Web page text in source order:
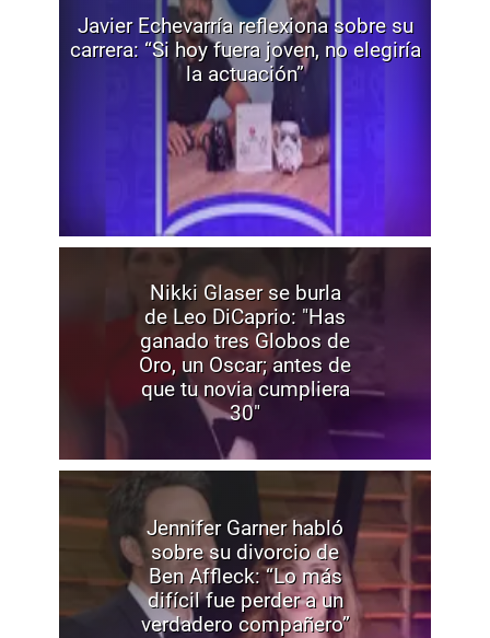
Javier Echevarría reflexiona sobre su
carrera: “Si hoy fuera joven, no elegiría
la actuación”
Nikki Glaser se burla
de Leo DiCaprio: "Has
ganado tres Globos de
Oro, un Oscar; antes de
que tu novia cumpliera
30"
Jennifer Garner habló
sobre su divorcio de
Ben Affleck: “Lo más
difícil fue perder a un
verdadero compañero”